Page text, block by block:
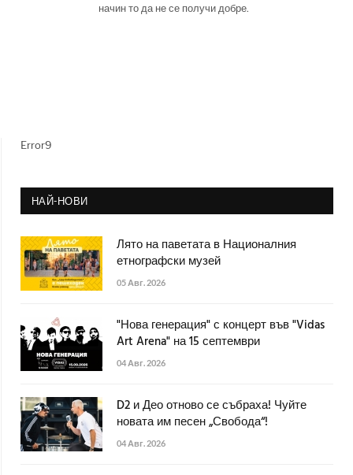
начин то да не се получи добре.
Error9
НАЙ-НОВИ
Лято на паветата в Националния
етнографски музей
05 Авг. 2026
"Нова генерация" с концерт във "Vidas
Art Arena" на 15 септември
04 Авг. 2026
D2 и Део отново се събраха! Чуйте
новата им песен „Свобода“!
04 Авг. 2026